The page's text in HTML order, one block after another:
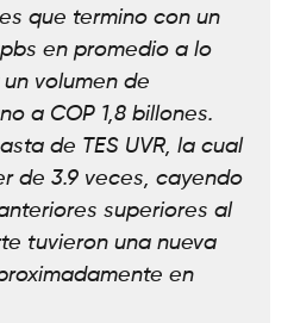
que termino con un
en promedio a lo
volumen de
a COP 1,8 billones.
de TES UVR, la cual
de 3.9 veces, cayendo
superiores al
tuvieron una nueva
en